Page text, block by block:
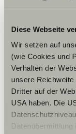
Diese Webseite
Wir setzen auf
(wie Cookies und
Verhalten der
unsere
Dritter auf der
USA haben. Die
Horario